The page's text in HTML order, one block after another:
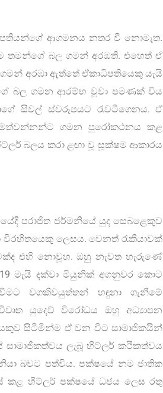
ආගමනය නතර වී නොමැත.
තමන්ගේ බල ගමන් අරඹති. එහෙත් ඒ
අරඹා ඇත්තේ ඒකාධිපතියෙකු යැයි
බල ගමන ආරම්භ වූවා පමණක් විය
සිවල් ස්වරූපයට රැවටීගෙනය. ඒ
ගමන පුරෝකථනය කළ
බලය කරා ළඟා වූ සූක්ෂම ආකාරය
පරාජිත ජර්මනියේ යුද සෙබළෙකුව
ලෙසය. වෙනත් රැකියාවක්
එහි නොවූහ. ඔහු නැවත හැරුණේ
මැයි දක්වා මියුනික් අගනුවර කොට
වගකිවයුත්තන් හඳුනා ගැනීමේ
යුදෙව් විරෝධය ඔහු අධ්‍යාපන
සිටිමින්ම ඒ වන විට සාමාජිකයින්
ලැබූ හිට්ලර් කථිකත්වය
බවට පත්විය. පක්ෂයේ නම ජාතික
කළ හිට්ලර් පක්ෂයේ ධජය ලෙස රතු